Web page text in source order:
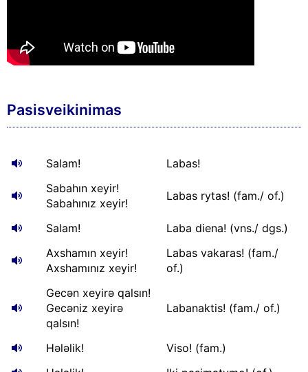
Pasisveikinimas
Salam!
Labas!
Sabahın xeyir!
Sabahınız xeyir!
Labas rytas! (fam./ of.)
Salam!
Laba diena! (vns./ dgs.)
Axshamın xeyir!
Axshamınız xeyir!
Labas vakaras! (fam./
of.)
Gecən xeyirə qalsın!
Gecəniz xeyirə
qalsın!
Labanaktis! (fam./ of.)
Hələlik!
Viso! (fam.)